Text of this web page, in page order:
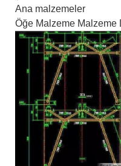
Ana malzemeler
Öğe Malzeme Malzeme